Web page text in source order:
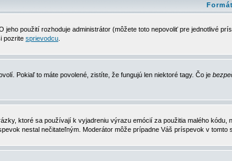
jeho použití rozhoduje administrátor (môžete toto nepovoliť pre jednotlivé
pozrite sprievodcu
Pokiaľ to máte povolené, zistíte, že fungujú len niektoré tagy. Čo je
ktoré sa používají k vyjadreniu výrazu emócií za použitia malého
nestal nečitateľným. Moderátor môže prípadne Váš príspevok v tomto